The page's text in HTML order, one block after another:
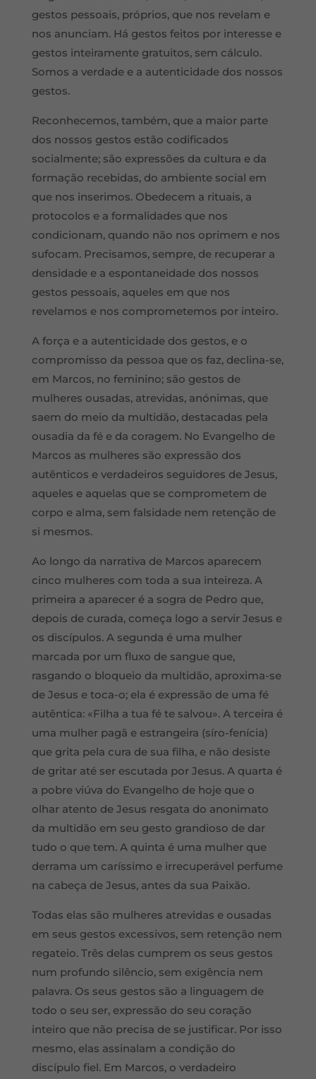
gestos pessoais, próprios, que nos revelam e
nos anunciam. Há gestos feitos por interesse e
gestos inteiramente gratuitos, sem cálculo.
Somos a verdade e a autenticidade dos nossos
gestos.
Reconhecemos, também, que a maior parte
dos nossos gestos estão codificados
socialmente; são expressões da cultura e da
formação recebidas, do ambiente social em
que nos inserimos. Obedecem a rituais, a
protocolos e a formalidades que nos
condicionam, quando não nos oprimem e nos
sufocam. Precisamos, sempre, de recuperar a
densidade e a espontaneidade dos nossos
gestos pessoais, aqueles em que nos
revelamos e nos comprometemos por inteiro.
A força e a autenticidade dos gestos, e o
compromisso da pessoa que os faz, declina-se,
em Marcos, no feminino; são gestos de
mulheres ousadas, atrevidas, anónimas, que
saem do meio da multidão, destacadas pela
ousadia da fé e da coragem. No Evangelho de
Marcos as mulheres são expressão dos
autênticos e verdadeiros seguidores de Jesus,
aqueles e aquelas que se comprometem de
corpo e alma, sem falsidade nem retenção de
si mesmos.
Ao longo da narrativa de Marcos aparecem
cinco mulheres com toda a sua inteireza. A
primeira a aparecer é a sogra de Pedro que,
depois de curada, começa logo a servir Jesus e
os discípulos. A segunda é uma mulher
marcada por um fluxo de sangue que,
rasgando o bloqueio da multidão, aproxima-se
de Jesus e toca-o; ela é expressão de uma fé
autêntica: «Filha a tua fé te salvou». A terceira é
uma mulher pagã e estrangeira (síro-fenícia)
que grita pela cura de sua filha, e não desiste
de gritar até ser escutada por Jesus. A quarta é
a pobre viúva do Evangelho de hoje que o
olhar atento de Jesus resgata do anonimato
da multidão em seu gesto grandioso de dar
tudo o que tem. A quinta é uma mulher que
derrama um caríssimo e irrecuperável perfume
na cabeça de Jesus, antes da sua Paixão.
Todas elas são mulheres atrevidas e ousadas
em seus gestos excessivos, sem retenção nem
regateio. Três delas cumprem os seus gestos
num profundo silêncio, sem exigência nem
palavra. Os seus gestos são a linguagem de
todo o seu ser, expressão do seu coração
inteiro que não precisa de se justificar. Por isso
mesmo, elas assinalam a condição do
discípulo fiel. Em Marcos, o verdadeiro